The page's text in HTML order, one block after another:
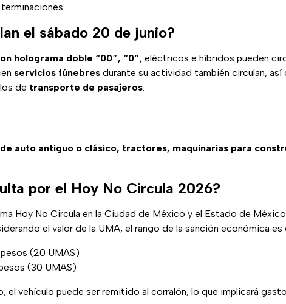
terminaciones
el sábado 20 de junio?
holograma doble “00″, “0″, eléctricos e híbridos pueden
servicios fúnebres durante su actividad también circulan, así
de transporte de pasajeros.
auto antiguo o clásico, tractores, maquinarias para
por el Hoy No Circula 2026?
Hoy No Circula en la Ciudad de México y el Estado de
el valor de la UMA, el rango de la sanción económica es
(20 UMAS)
(30 UMAS)
vehículo puede ser remitido al corralón, lo que implicará